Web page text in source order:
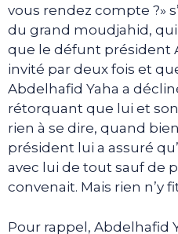
vous rendez compte ?»
du grand moudjahid, qui
que le défunt président
invité par deux fois et
Abdelhafid Yaha a
rétorquant que lui et
rien à se dire, quand
président lui a assuré
avec lui de tout sauf de
convenait. Mais rien n’y
Pour rappel, Abdelhafid